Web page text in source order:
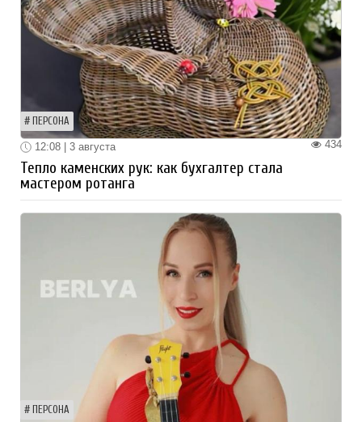
ПЕРСОНА
434
12:08 | 3 августа
Тепло каменских рук: как бухгалтер стала
мастером ротанга
ПЕРСОНА